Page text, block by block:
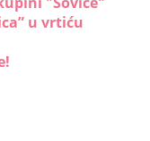
u vrtiću